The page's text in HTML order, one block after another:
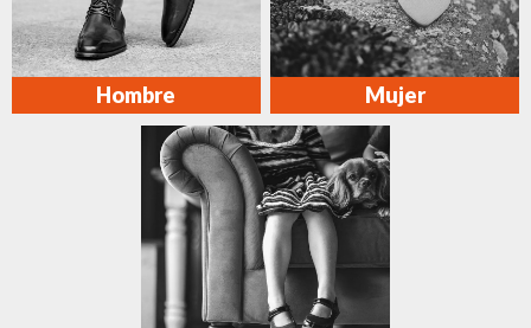
Hombre Mujer